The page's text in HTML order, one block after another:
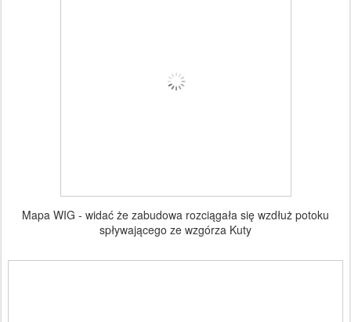
Mapa WIG - widać że zabudowa rozciągała się wzdłuż potoku
spływającego ze wzgórza Kuty